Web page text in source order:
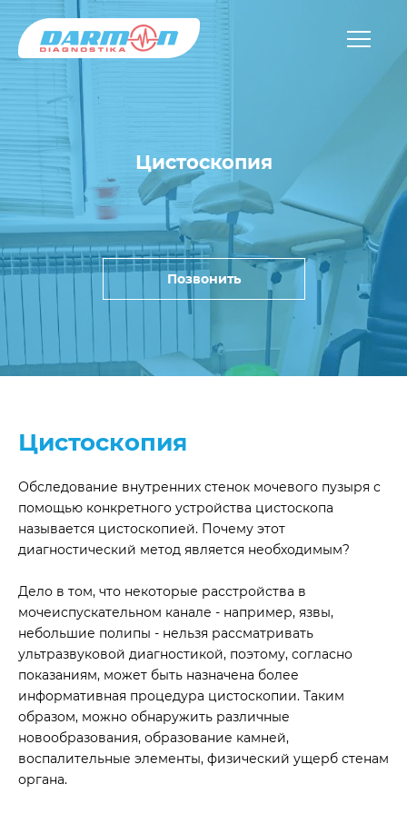
Цистоскопия
Позвонить
Цистоскопия
Обследование внутренних стенок мочевого пузыря с
помощью конкретного устройства цистоскопа
называется цистоскопией. Почему этот
диагностический метод является необходимым?
Дело в том, что некоторые расстройства в
мочеиспускательном канале - например, язвы,
небольшие полипы - нельзя рассматривать
ультразвуковой диагностикой, поэтому, согласно
показаниям, может быть назначена более
информативная процедура цистоскопии. Таким
образом, можно обнаружить различные
новообразования, образование камней,
воспалительные элементы, физический ущерб стенам
органа.